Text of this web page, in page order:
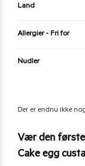
Land
Allergier - Fri for
Nudler
Der er endnu ikke
Vær den første
Cake egg